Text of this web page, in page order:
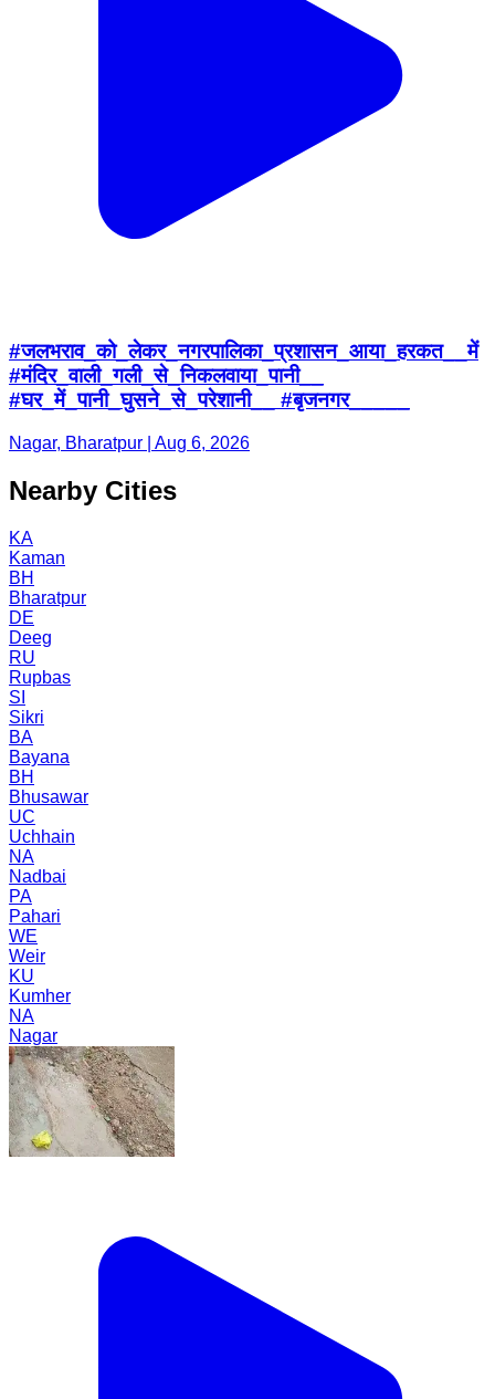
#जलभराव_को_लेकर_नगरपालिका_प्रशासन_आया_हरकत__में
#मंदिर_वाली_गली_से_निकलवाया_पानी__
#घर_में_पानी_घुसने_से_परेशानी__ #बृजनगर_____
Nagar, Bharatpur | Aug 6, 2026
Nearby Cities
KA
Kaman
BH
Bharatpur
DE
Deeg
RU
Rupbas
SI
Sikri
BA
Bayana
BH
Bhusawar
UC
Uchhain
NA
Nadbai
PA
Pahari
WE
Weir
KU
Kumher
NA
Nagar